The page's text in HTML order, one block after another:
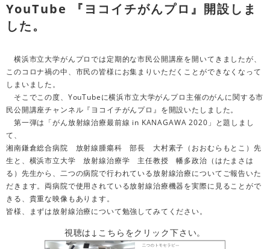
YouTube 『ヨコイチがんプロ』開設しま
した。
横浜市立大学がんプロでは定期的な市民公開講座を開いてきましたが、
このコロナ禍の中、市民の皆様にお集まりいただくことができなくなって
しまいました。
そこでこの度、YouTubeに横浜市立大学がんプロ主催のがんに関する市
民公開講座チャンネル『ヨコイチがんプロ』を開設いたしました。
第一弾は「がん放射線治療最前線 in KANAGAWA 2020」と題しまし
て、
湘南鎌倉総合病院 放射線腫瘍科 部長 大村素子（おおむらもとこ）先
生と、横浜市立大学 放射線治療学 主任教授 幡多政治（はたまさは
る）先生から、二つの病院で行われている放射線治療についてご報告いた
だきます。両病院で使用されている放射線治療機器を実際に見ることがで
きる、貴重な映像もあります。
皆様、まずは放射線治療について勉強してみてください。
視聴は↓こちらをクリック下さい。